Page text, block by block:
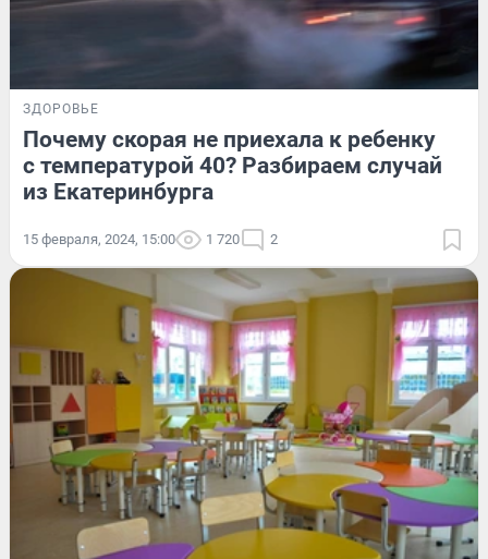
ЗДОРОВЬЕ
Почему скорая не приехала к ребенку
с температурой 40? Разбираем случай
из Екатеринбурга
15 февраля, 2024, 15:00 1 720 2